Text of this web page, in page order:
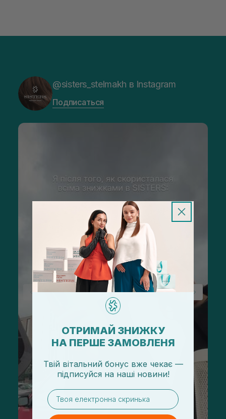
@sisters_stelmakh в Instagram
Подписаться
ОТРИМАЙ ЗНИЖКУ
НА ПЕРШЕ ЗАМОВЛЕНЯ
Твій вітальний бонус вже чекає —
підписуйся на наші новини!
email